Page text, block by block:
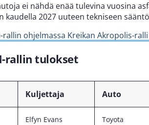
ei nähdä enää tulevina vuosina
kaudella 2027 uuteen tekniseen
rallin ohjelmassa Kreikan Akropolis-
rallin tulokset
Kuljettaja Auto
Elfyn Evans Toyota